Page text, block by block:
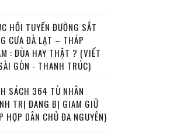
HỒI TUYẾN ĐƯỜNG SẮT
CƯA ĐÀ LẠT – THÁP
: ĐÙA HAY THẬT ? (VIẾT
GÒN - THANH TRÚC)
SÁCH 364 TÙ NHÂN
TRỊ ĐANG BỊ GIAM GIỮ
HỢP DÂN CHỦ ĐA NGUYÊN)